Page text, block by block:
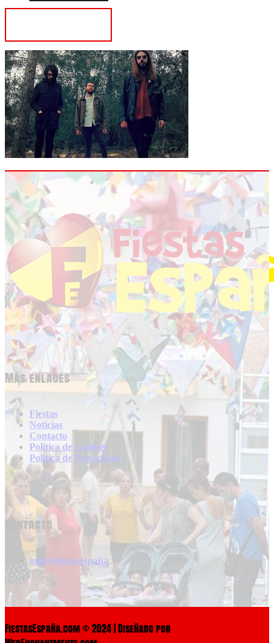
Más enlaces
Fiestas
Noticias
Contacto
Politica de Cookies
Politica de Privacidad
Contacto
info@fiestasespaña
FiestasEspaña.com © 2024 | Diseñado por